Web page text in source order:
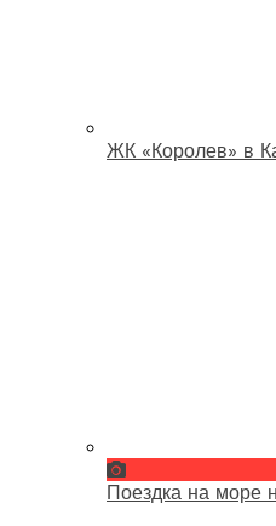
ЖК «Королев» в
Поездка на море